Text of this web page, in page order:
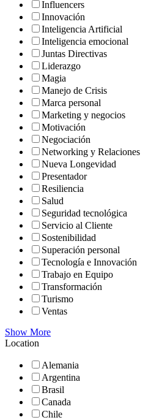
Influencers
Innovación
Inteligencia Artificial
Inteligencia emocional
Juntas Directivas
Liderazgo
Magia
Manejo de Crisis
Marca personal
Marketing y negocios
Motivación
Negociación
Networking y Relaciones
Nueva Longevidad
Presentador
Resiliencia
Salud
Seguridad tecnológica
Servicio al Cliente
Sostenibilidad
Superación personal
Tecnología e Innovación
Trabajo en Equipo
Transformación
Turismo
Ventas
Show More
Location
Alemania
Argentina
Brasil
Canada
Chile